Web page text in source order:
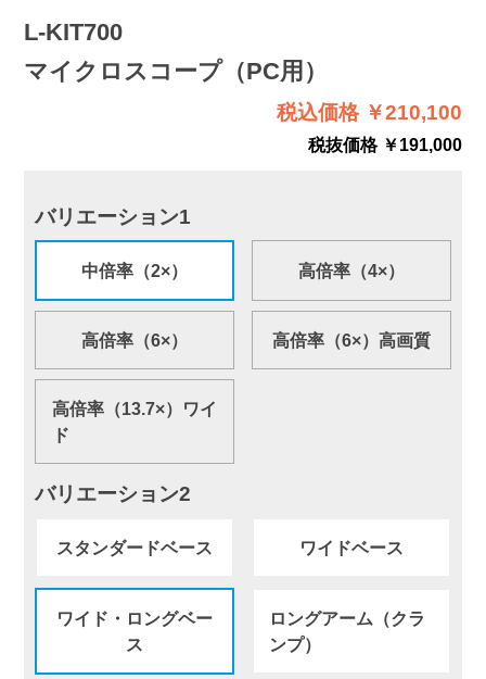
L-KIT700
マイクロスコープ（PC用）
税込価格 ￥210,100
税抜価格 ￥191,000
バリエーション1
中倍率（2×） 高倍率（4×）
高倍率（6×） 高倍率（6×）高画質
高倍率（13.7×）ワイ
ド
バリエーション2
スタンダードベース ワイドベース
ワイド・ロングベー
ス
ロングアーム（クラ
ンプ）